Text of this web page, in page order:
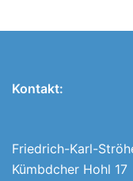
Kontakt:
Friedrich-Karl-
Kümbdcher Hohl 17